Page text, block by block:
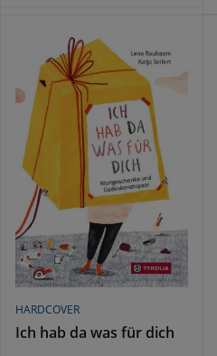
HARDCOVER
Ich hab da was für dich